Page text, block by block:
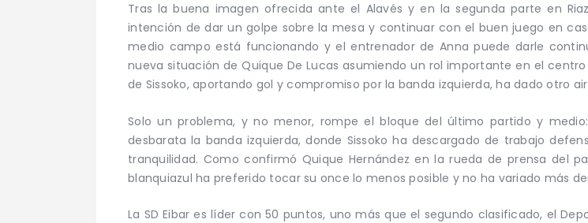
Tras la buena imagen ofrecida ante el Alavés y en la segunda parte en
intención de dar un golpe sobre la mesa y continuar con el buen juego en
medio campo está funcionando y el entrenador de Anna puede darle
nueva situación de Quique De Lucas asumiendo un rol importante en el
de Sissoko, aportando gol y compromiso por la banda izquierda, ha dado otro
Solo un problema, y no menor, rompe el bloque del último partido y
desbarata la banda izquierda, donde Sissoko ha descargado de trabajo
tranquilidad. Como confirmó Quique Hernández en la rueda de prensa del
blanquiazul ha preferido tocar su once lo menos posible y no ha variado más
La SD Eibar es líder con 50 puntos, uno más que el segundo clasificado, el